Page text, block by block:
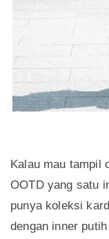
Kalau mau tampil
OOTD yang satu
punya koleksi
dengan inner